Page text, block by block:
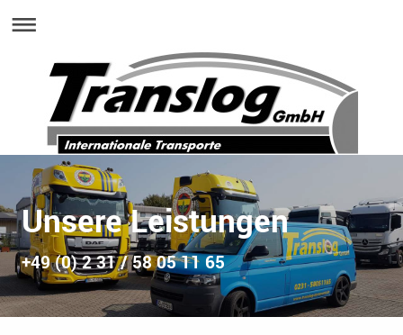
Unsere Leistungen
+49 (0) 2 31 / 58 05 11 65